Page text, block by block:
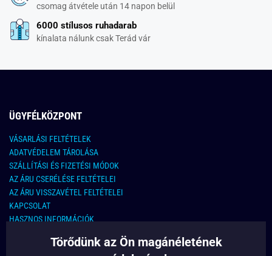
csomag átvétele után 14 napon belül
6000 stílusos ruhadarab
kínalata nálunk csak Terád vár
ÜGYFÉLKÖZPONT
VÁSARLÁSI FELTÉTELEK
ADATVÉDELEM TÁROLÁSA
SZÁLLÍTÁSI ÉS FIZETÉSI MÓDOK
AZ ÁRU CSERÉLÉSE FELTÉTELEI
AZ ÁRU VISSZAVÉTEL FELTÉTELEI
KAPCSOLAT
HASZNOS INFORMÁCIÓK
KAPCSOLATTörődünk az Ön magánéletének